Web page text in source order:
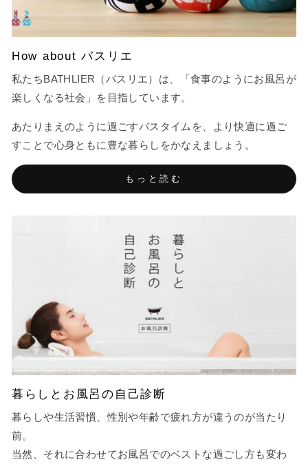
How about バスリエ
私たちBATHLIER（バスリエ）は、「食事のようにお風呂が
楽しくなる社会」を目指しています。
あたりまえのように過ごすバスタイムを、より快適に過ご
すことで心身ともに豊な暮らしをかなえましょう。
もっと読む
暮らしとお風呂の自己診断
暮らしや生活習慣、性別や年齢で疲れ方が違うのが当たり
前。
当然、それに合わせてお風呂でのベストな過ごし方も変わ